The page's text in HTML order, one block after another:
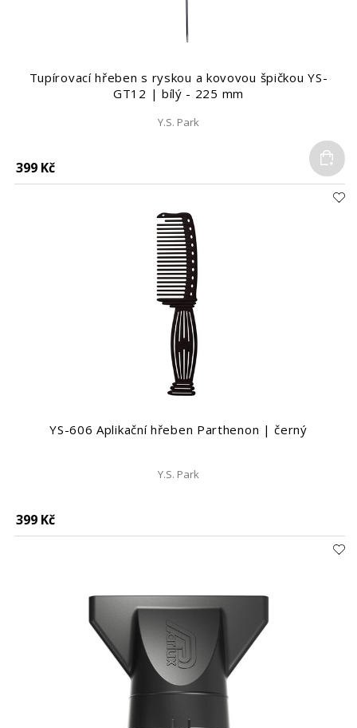
Tupírovací hřeben s ryskou a kovovou špičkou YS-
GT12 | bílý - 225 mm
Y.S. Park
399 Kč
YS-606 Aplikační hřeben Parthenon | černý
Y.S. Park
399 Kč